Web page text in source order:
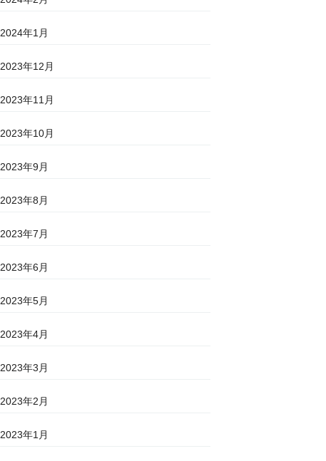
2024年1月
2023年12月
2023年11月
2023年10月
2023年9月
2023年8月
2023年7月
2023年6月
2023年5月
2023年4月
2023年3月
2023年2月
2023年1月